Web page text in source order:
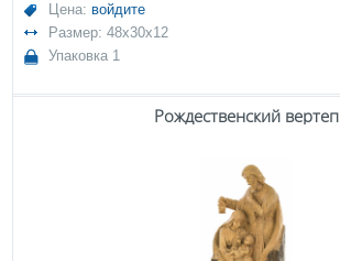
Цена: войдите
Размер: 48x30x12
Упаковка 1
Рождественский вертеп